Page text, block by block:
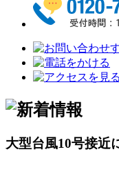
大型台風10号接近